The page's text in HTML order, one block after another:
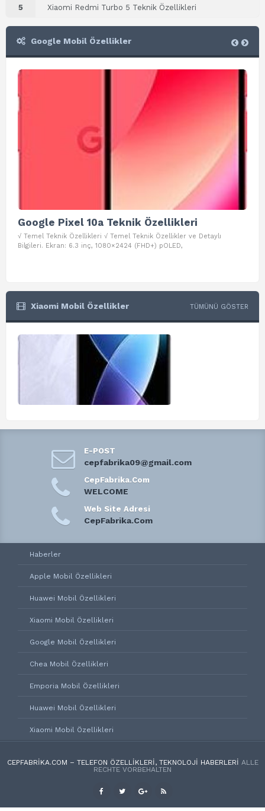
5 Xiaomi Redmi Turbo 5 Teknik Özellikleri
Google Mobil Özellikler
Google Pixel 10a Teknik Özellikleri
√ Temel Teknik Özellikleri √ Temel Teknik Özellikler ve Detaylı
Bilgileri. Ekran: 6.3 inç, 1080×2424 (FHD+) pOLED,
Xiaomi Mobil Özellikler TÜMÜNÜ GÖSTER
E-POST
cepfabrika09@gmail.com
CepFabrika.Com
WELCOME
Web Site Adresi
CepFabrika.Com
Haberler
Apple Mobil Özellikleri
Huawei Mobil Özellikleri
Xiaomi Mobil Özellikleri
Google Mobil Özellikleri
Chea Mobil Özellikleri
Emporia Mobil Özellikleri
Huawei Mobil Özellikleri
Xiaomi Mobil Özellikleri
CEPFABRIKA.COM – TELEFON ÖZELLIKLERI, TEKNOLOJI HABERLERI ALLE
RECHTE VORBEHALTEN